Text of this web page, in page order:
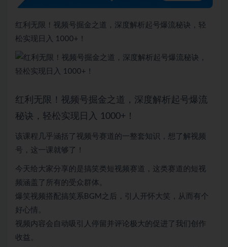
红利无限！视频号掘金之道，深度解析起号爆流秘诀，轻
松实现日入 1000+！
红利无限！视频号掘金之道，深度解析起号爆流
秘诀，轻松实现日入 1000+！
该课程几乎涵括了视频号赛道的一整套知识，想了解视频
号，这一课就够了！
今天给大家分享的是搞笑类短视频赛道，这类赛道的短视
频涵盖了所有的受众群体。
爆笑视频搭配搞笑系BGM之后，引人开怀大笑，从而有个
好心情。
视频内容会自动吸引人停留并评论极大的促进了我们创作
收益。